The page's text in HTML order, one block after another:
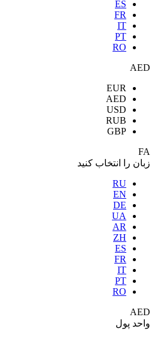
ES
FR
IT
PT
RO
AED
EUR
AED
USD
RUB
GBP
FA
زبان را انتخاب کنید
RU
EN
DE
UA
AR
ZH
ES
FR
IT
PT
RO
AED
واحد پول